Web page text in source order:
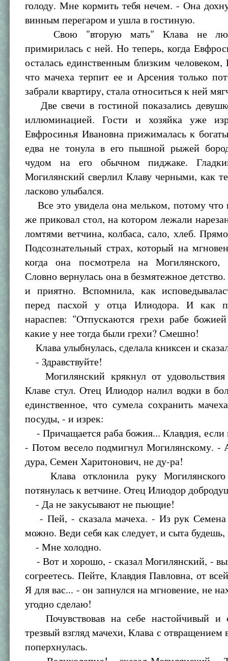
голоду. Мне кормить тебя нечем. - Она
винным перегаром и ушла в гостиную.
Свою "вторую мать" Клава не
примирилась с ней. Но теперь, когда
осталась единственным близким человеком,
что мачеха терпит ее и Арсения только
забрали квартиру, стала относиться к ней
Две свечи в гостиной показались
иллюминацией. Гости и хозяйка уже
Евфросинья Ивановна прижималась к
едва не тонула в его пышной рыжей
чудом на его обычном пиджаке.
Могилянский сверлил Клаву черными, как
ласково улыбался.
Все это увидела она мельком, потому что
же приковал стол, на котором лежали
ломтями ветчина, колбаса, сало, хлеб.
Подсознательный страх, который на
когда она посмотрела на Могилянского,
Словно вернулась она в безмятежное
и приятно. Вспомнила, как
перед пасхой у отца Илиодора. И как
нараспев: "Отпускаются грехи рабе
какие у нее тогда были грехи? Смешно!
Клава улыбнулась, сделала книксен и
- Здравствуйте!
Могилянский крякнул от удовольствия
Клаве стул. Отец Илиодор налил водки в
единственное, что сумела сохранить
посуды, - и изрек:
- Причащается раба божия... Клавдия,
- Потом весело подмигнул Могилянскому. -
дура, Семен Харитонович, не ду-ра!
Клава отклонила руку
потянулась к ветчине. Отец Илиодор
- Да не закусывают не пьющие!
- Пей, - сказала мачеха. - Из рук Семена
можно. Веди себя как следует, и сыта будешь,
- Мне холодно.
- Вот и хорошо, - сказал Могилянский, -
согреетесь. Пейте, Клавдия Павловна, от
Я для вас... - он запнулся на мгновение, не
угодно сделаю!
Почувствовав на себе настойчивый и
трезвый взгляд мачехи, Клава с отвращением
поперхнулась.